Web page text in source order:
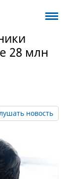
28 млн
новость